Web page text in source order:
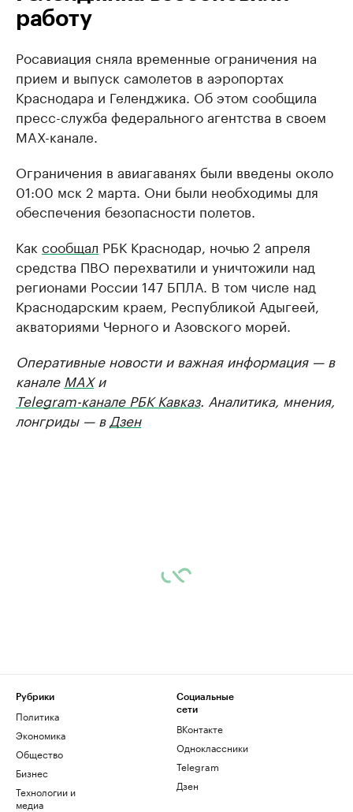
работу
Росавиация сняла временные ограничения на
прием и выпуск самолетов в аэропортах
Краснодара и Геленджика. Об этом сообщила
пресс-служба федерального агентства в своем
MAX-канале.
Ограничения в авиагаванях были введены около
01:00 мск 2 марта. Они были необходимы для
обеспечения безопасности полетов.
Как сообщал РБК Краснодар, ночью 2 апреля
средства ПВО перехватили и уничтожили над
регионами России 147 БПЛА. В том числе над
Краснодарским краем, Республикой Адыгеей,
акваториями Черного и Азовского морей.
Оперативные новости и важная информация — в
канале MAXи
Telegram-канале РБК Кавказ. Аналитика, мнения,
лонгриды — в Дзен
Рубрики
Политика
Экономика
Общество
Бизнес
Технологии и
медиа
Социальные
сети
ВКонтакте
Одноклассники
Telegram
Дзен